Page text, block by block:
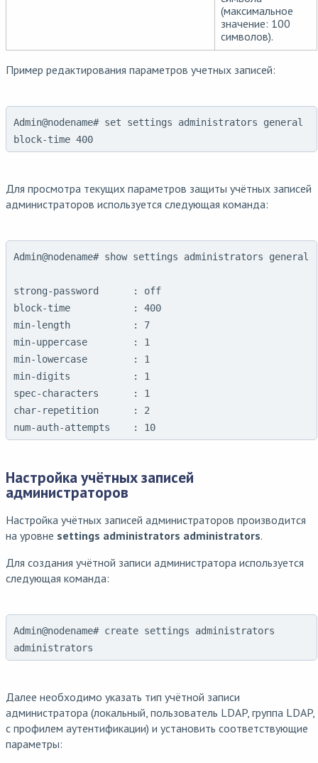
(максимальное
значение: 100
символов).
Пример редактирования параметров учетных записей:
Admin@nodename# set settings administrators general
block-time 400
Для просмотра текущих параметров защиты учётных записей
администраторов используется следующая команда:
Admin@nodename# show settings administrators general
strong-password      : off
block-time           : 400
min-length           : 7
min-uppercase        : 1
min-lowercase        : 1
min-digits           : 1
spec-characters      : 1
char-repetition      : 2
num-auth-attempts    : 10
Настройка учётных записей
администраторов
Настройка учётных записей администраторов производится
на уровне settings administrators administrators.
Для создания учётной записи администратора используется
следующая команда:
Admin@nodename# create settings administrators
administrators
Далее необходимо указать тип учётной записи
администратора (локальный, пользователь LDAP, группа LDAP,
с профилем аутентификации) и установить соответствующие
параметры: